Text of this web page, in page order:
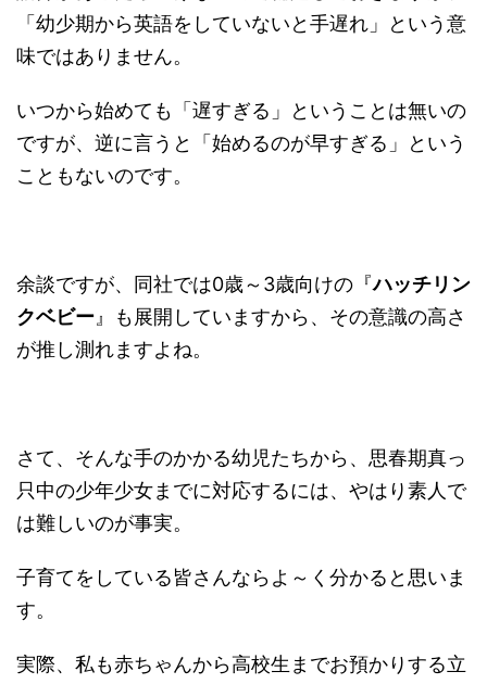
「幼少期から英語をしていないと手遅れ」という意
味ではありません。
いつから始めても「遅すぎる」ということは無いの
ですが、逆に言うと「始めるのが早すぎる」という
こともないのです。
余談ですが、同社では0歳～3歳向けの『ハッチリン
クベビー 』も展開していますから、その意識の高さ
が推し測れますよね。
さて、そんな手のかかる幼児たちから、思春期真っ
只中の少年少女までに対応するには、やはり素人で
は難しいのが事実。
子育てをしている皆さんならよ～く分かると思いま
す。
実際、私も赤ちゃんから高校生までお預かりする立